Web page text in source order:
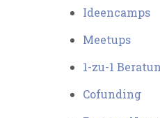
Ideencamps
Meetups
1-zu-1
Cofunding